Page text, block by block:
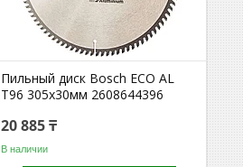
Пильный диск Bosch ECO AL
T96 305x30мм 2608644396
20 885 ₸
В наличии